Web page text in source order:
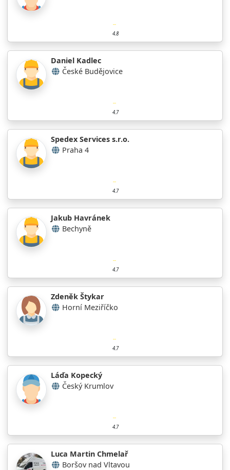
4.8
Daniel Kadlec
České Budějovice
4.7
Spedex Services s.r.o.
Praha 4
4.7
Jakub Havránek
Bechyně
4.7
Zdeněk Štykar
Horní Meziříčko
4.7
Láďa Kopecký
Český Krumlov
4.7
Luca Martin Chmelař
Boršov nad Vltavou